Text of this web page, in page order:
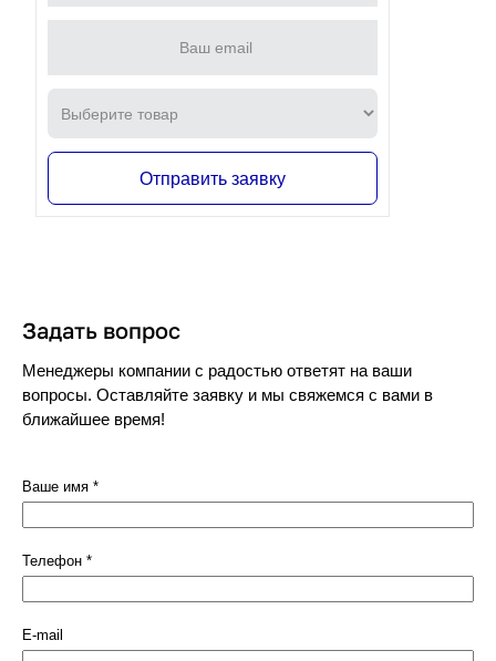
Отправить заявку
Задать вопрос
Менеджеры компании с радостью ответят на ваши
вопросы. Оставляйте заявку и мы свяжемся с вами в
ближайшее время!
Ваше имя *
Телефон *
E-mail